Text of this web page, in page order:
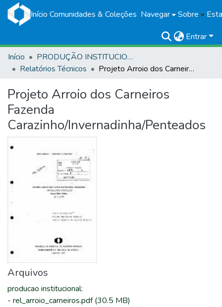
Início Comunidades & Coleções Navegar Sobre
Entrar
Início
PRODUÇÃO INSTITUCIONAL
Relatórios Técnicos
Projeto Arroio dos Carneiros Fazenda Carazinho/Invernadinha/Penteados
Projeto Arroio dos Carneiros
Fazenda
Carazinho/Invernadinha/Penteados
Arquivos
producao institucional:
- rel_arroio_carneiros.pdf(30.5 MB)